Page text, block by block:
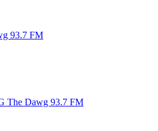
93.7 FM
The Dawg 93.7 FM